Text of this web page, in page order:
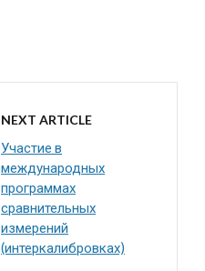
NEXT ARTICLE
Участие в
международных
программах
сравнительных
измерений
(интеркалибровках)